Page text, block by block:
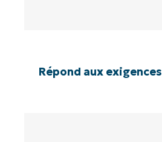
Répond aux exigences